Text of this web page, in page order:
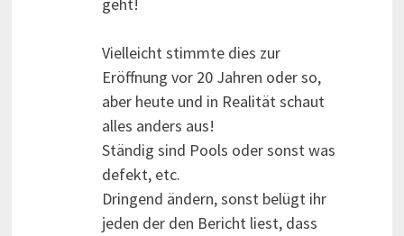
geht!
Vielleicht stimmte dies zur
Eröffnung vor 20 Jahren oder so,
aber heute und in Realität schaut
alles anders aus!
Ständig sind Pools oder sonst was
defekt, etc.
Dringend ändern, sonst belügt ihr
jeden der den Bericht liest, dass